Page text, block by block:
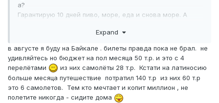
а?
Гарантирую 10 дней пиво, море, еда и снова море. А
А запас круп не нужен. Завтрак, обед и ужин в тройном
...Ну если совсем заскучаете - будет у Вас парашют
привязанный к лодке.
Шучу... Шучу ... шучу... А жаль
Expand
в августе я буду на Байкале . билеты правда пока не брал. не
удивляйтесь но бюджет на пол месяца 50 т.р. и это с 4
перелётами
из них самолёты 28 т.р. Кстати на латиносию
больше месяца путешествие потратил 140 т.р из них 60 т.р
это 6 самолетов. Тем кто мечтает и копит миллион , не
полетите никогда - сидите дома